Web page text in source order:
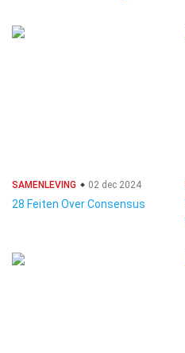
SAMENLEVING 02 dec 2024
28 Feiten Over Consensus